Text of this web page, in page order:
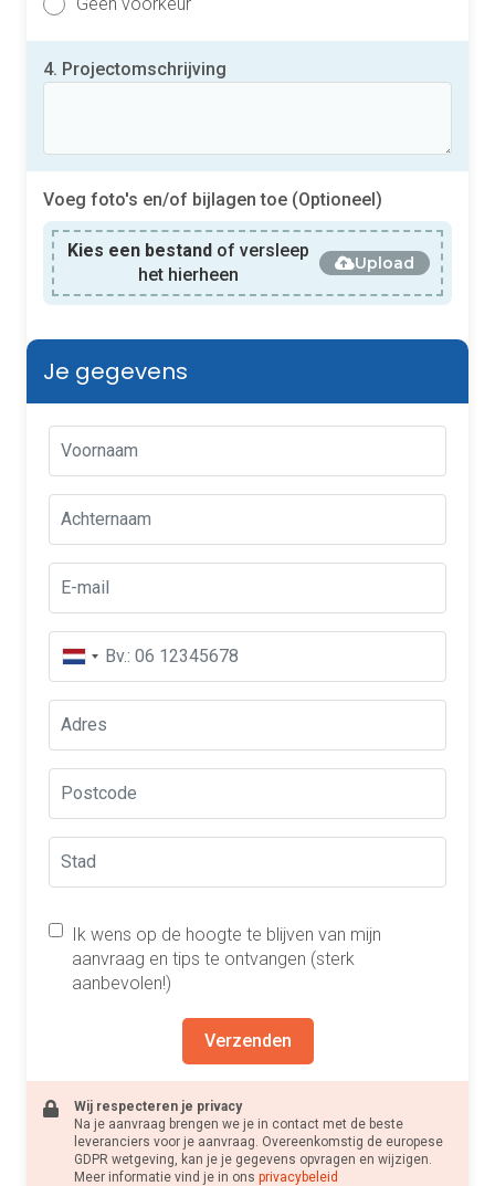
4. Projectomschrijving
Voeg foto's en/of bijlagen toe (Optioneel)
Kies een bestand of versleep
het hierheen
Upload
Je gegevens
Ik wens op de hoogte te blijven van mijn
aanvraag en tips te ontvangen (sterk
aanbevolen!)
Verzenden
Wij respecteren je privacy
Na je aanvraag brengen we je in contact met de beste
leveranciers voor je aanvraag. Overeenkomstig de europese
GDPR wetgeving, kan je je gegevens opvragen en wijzigen.
Meer informatie vind je in ons privacybeleid